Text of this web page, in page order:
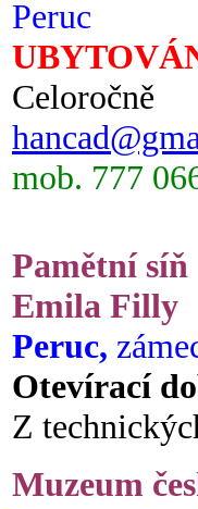
Peruc
Celoročně
mob. 777
Pamětní síň
Emila Filly
Peruc,
Otevírací
Z
Muzeum